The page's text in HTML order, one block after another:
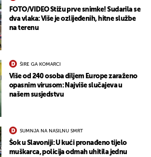
FOTO/VIDEO Stižu prve snimke! Sudarila se
dva vlaka: Više je ozlijeđenih, hitne službe
na terenu
ŠIRE GA KOMARCI
Više od 240 osoba diljem Europe zaraženo
opasnim virusom: Najviše slučajeva u
našem susjedstvu
SUMNJA NA NASILNU SMRT
Šok u Slavoniji: U kući pronađeno tijelo
muškarca, policija odmah uhitila jednu